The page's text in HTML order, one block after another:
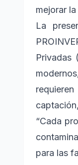
mejorar
La
Privadas
“Cada
para las